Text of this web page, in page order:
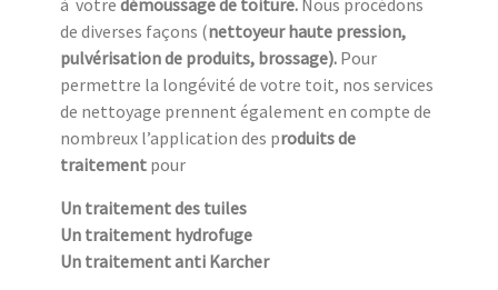
à votre démoussage de toiture. Nous procédons
de diverses façons (nettoyeur haute pression,
pulvérisation de produits, brossage). Pour
permettre la longévité de votre toit, nos services
de nettoyage prennent également en compte de
nombreux l’application des produits de
traitement pour
Un traitement des tuiles
Un traitement hydrofuge
Un traitement anti Karcher